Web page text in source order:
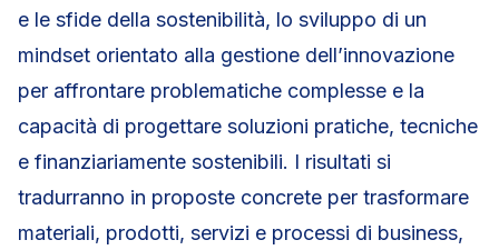
e le sfide della sostenibilità, lo sviluppo di un
mindset orientato alla gestione dell’innovazione
per affrontare problematiche complesse e la
capacità di progettare soluzioni pratiche, tecniche
e finanziariamente sostenibili. I risultati si
tradurranno in proposte concrete per trasformare
materiali, prodotti, servizi e processi di business,